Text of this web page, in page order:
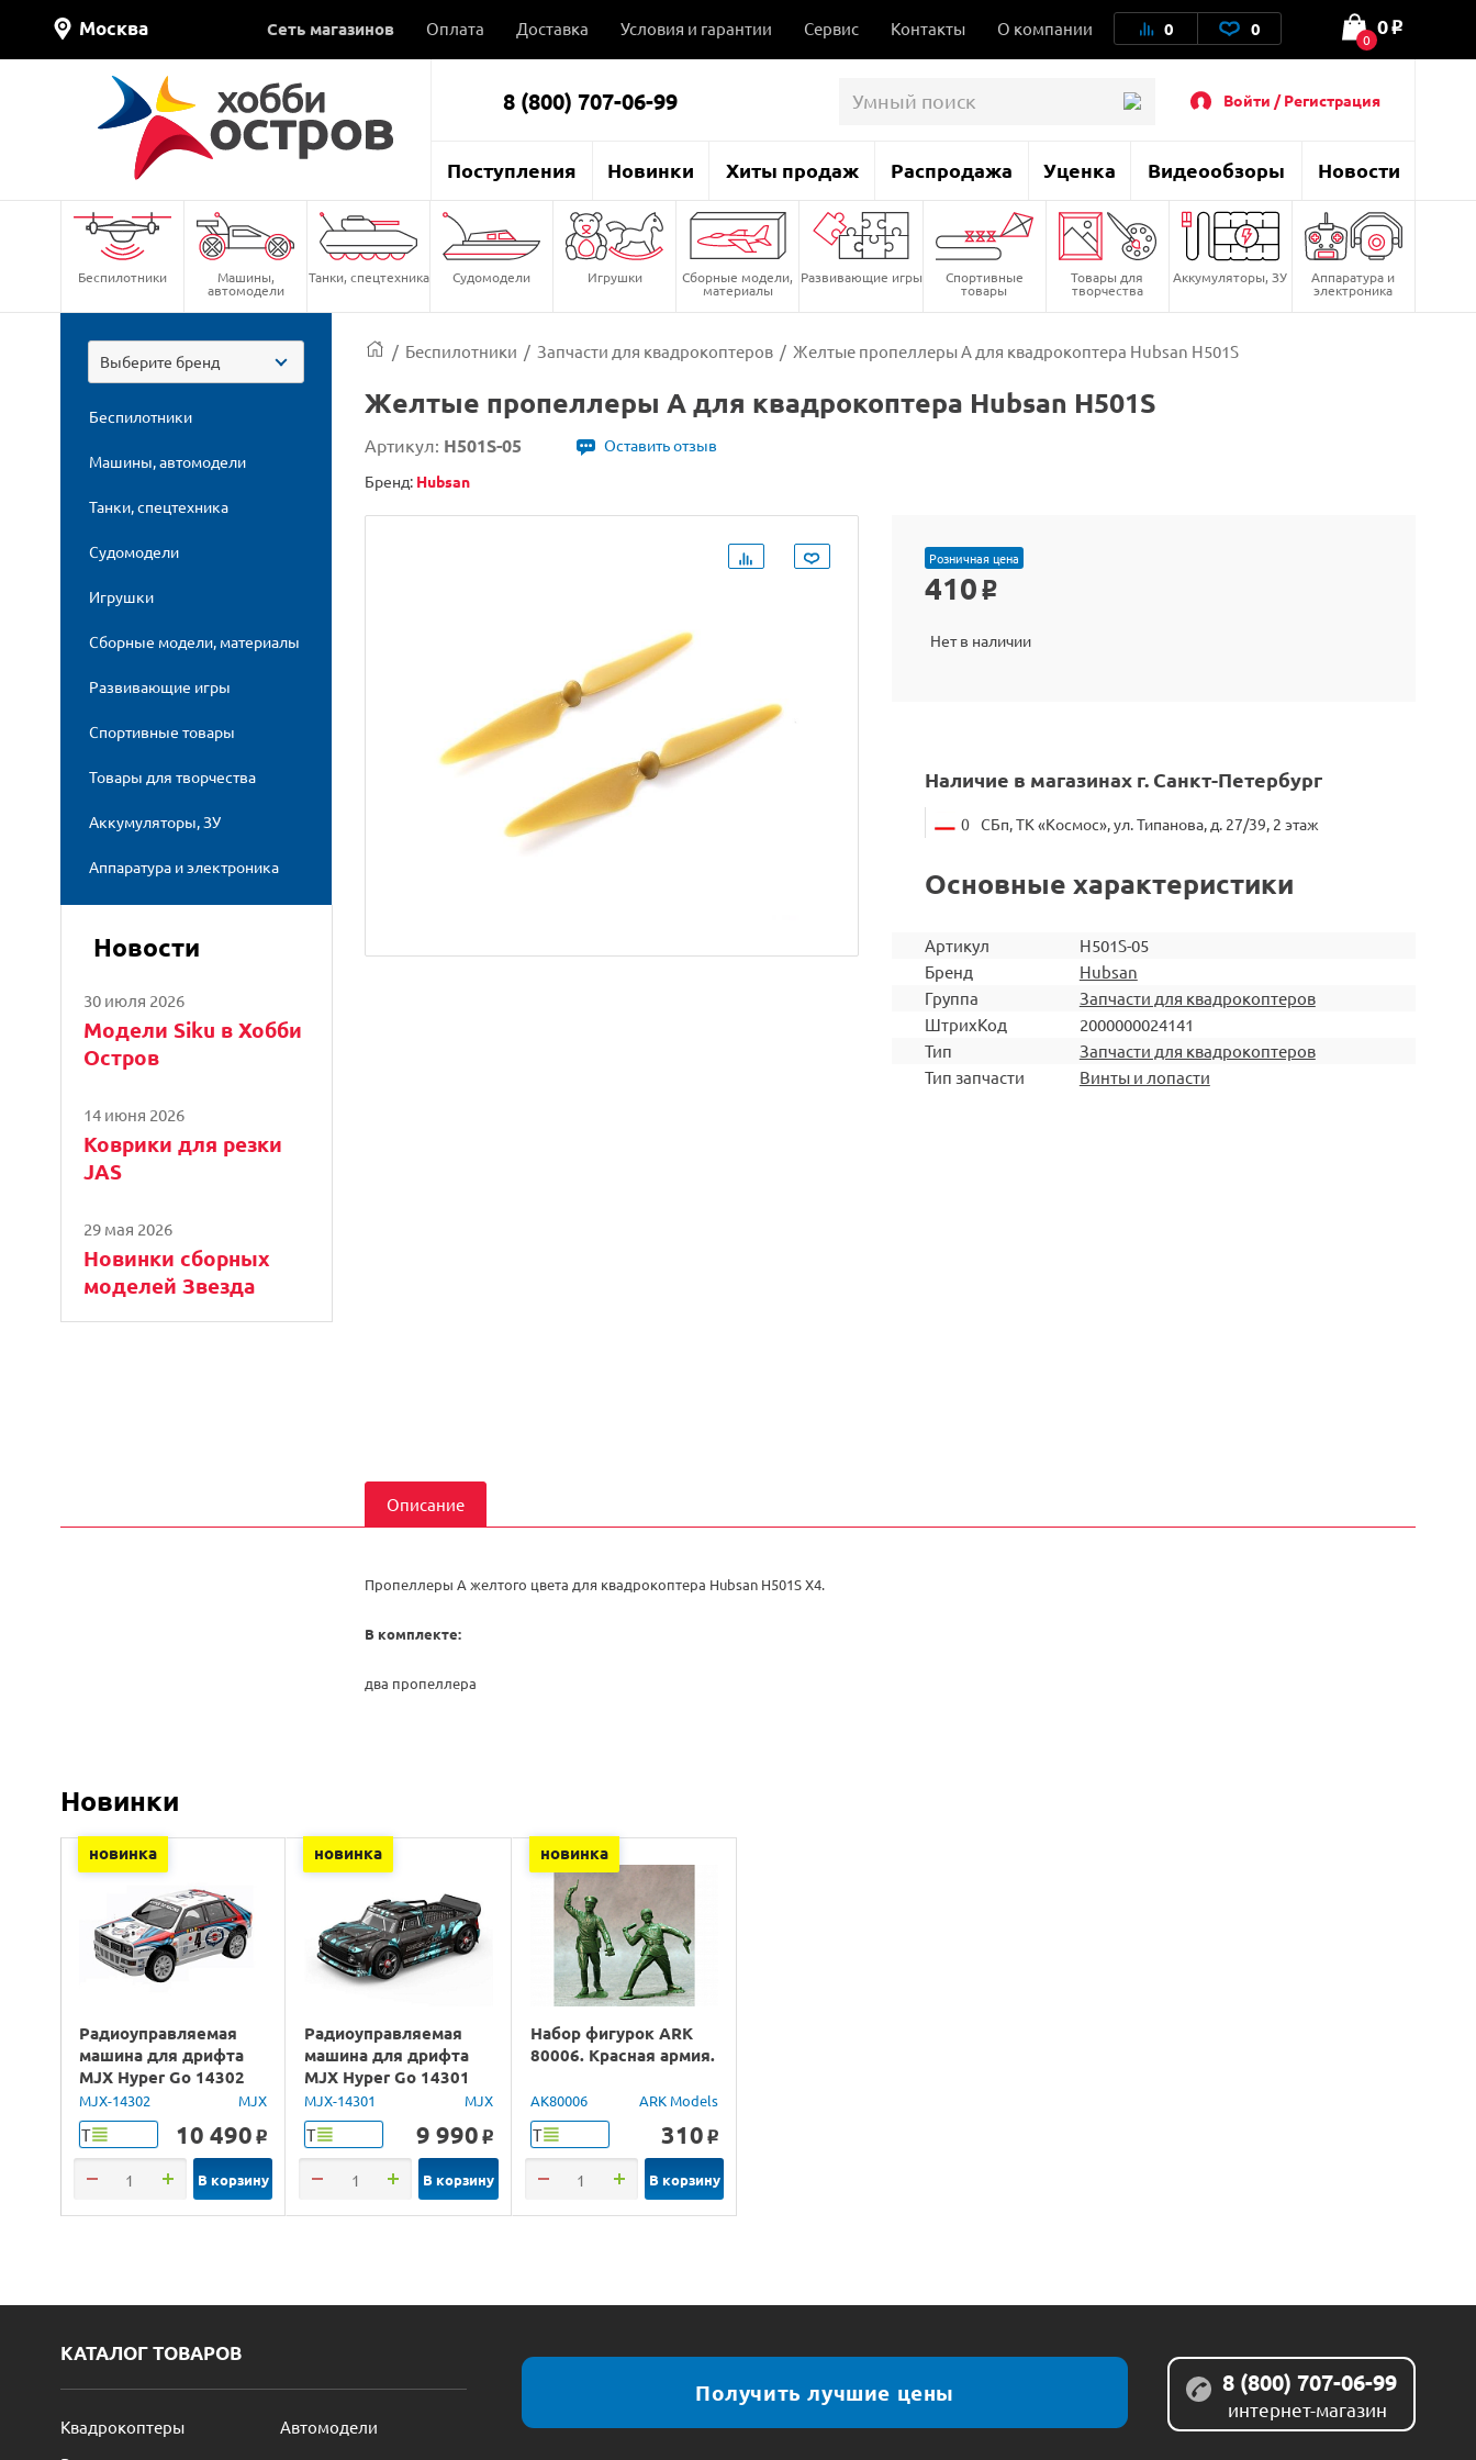
Москва Сеть магазинов Оплата Доставка Условия и гарантии Сервис Контакты О компании 0 0 0
0 o
8 (800) 707-06-99 Войти / Регистрация
Поступления Новинки Хиты продаж Распродажа Уценка Видеообзоры Новости
Беспилотники Машины,
автомодели
Танки, спецтехника Судомодели Игрушки Сборные модели,
материалы
Развивающие игры Спортивные
товары
Товары для
творчества
Аккумуляторы, ЗУ Аппаратура и
электроника
Выберите бренд
Беспилотники
Машины, автомодели
Танки, спецтехника
Судомодели
Игрушки
Сборные модели, материалы
Развивающие игры
Спортивные товары
Товары для творчества
Аккумуляторы, ЗУ
Аппаратура и электроника
Новости
30 июля 2026
Модели Siku в Хобби
Остров
14 июня 2026
Коврики для резки
JAS
29 мая 2026
Новинки сборных
моделей Звезда
/ Беспилотники / Запчасти для квадрокоптеров / Желтые пропеллеры A для квадрокоптера Hubsan H501S
Желтые пропеллеры A для квадрокоптера Hubsan H501S
Артикул: H501S-05
Оставить отзыв
Бренд: Hubsan
Розничная цена
410 o
Нет в наличии
Наличие в магазинах г. Санкт-Петербург
0 СБп, ТК «Космос», ул. Типанова, д. 27/39, 2 этаж
Основные характеристики
Артикул
H501S-05
Бренд
Hubsan
Группа
Запчасти для квадрокоптеров
ШтрихКод
2000000024141
Тип
Запчасти для квадрокоптеров
Тип запчасти
Винты и лопасти
Описание
Пропеллеры A желтого цвета для квадрокоптера Hubsan H501S X4.
В комплекте:
два пропеллера
Новинки
новинка
Радиоуправляемая
машина для дрифта
MJX Hyper Go 14302
Lancia Delta Brushless
4WD 2.4G LED 1/14
RTR
MJX-14302 MJX
Т 10 490 o
В корзину
новинка
Радиоуправляемая
машина для дрифта
MJX Hyper Go 14301
Brushless 4WD 2.4G
LED 1/14 RTR
MJX-14301 MJX
Т 9 990 o
В корзину
новинка
Набор фигурок ARK
80006. Красная армия.
AK80006 ARK Models
Т 310 o
В корзину
КАТАЛОГ ТОВАРОВ
Квадрокоптеры
Автомодели
Получить лучшие цены 8 (800) 707-06-99
интернет-магазин